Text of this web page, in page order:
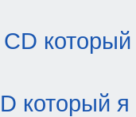
который
который я